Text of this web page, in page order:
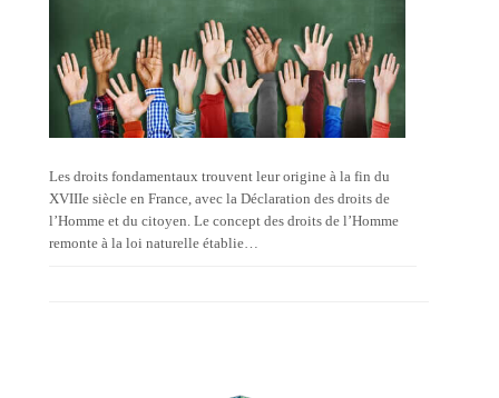
Les droits fondamentaux trouvent leur origine à la fin du
XVIIIe siècle en France, avec la Déclaration des droits de
l’Homme et du citoyen. Le concept des droits de l’Homme
remonte à la loi naturelle établie…